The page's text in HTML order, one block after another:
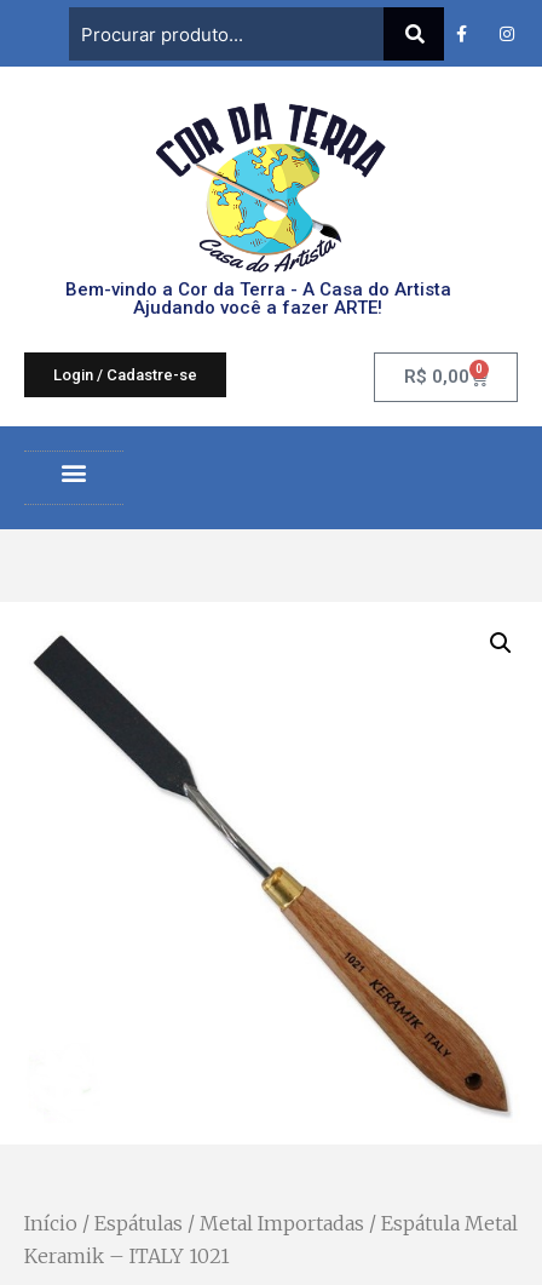
Bem-vindo a Cor da Terra - A Casa do Artista
Ajudando você a fazer ARTE!
Login / Cadastre-se R$ 0,00 0
Início / Espátulas / Metal Importadas / Espátula Metal
Keramik – ITALY 1021